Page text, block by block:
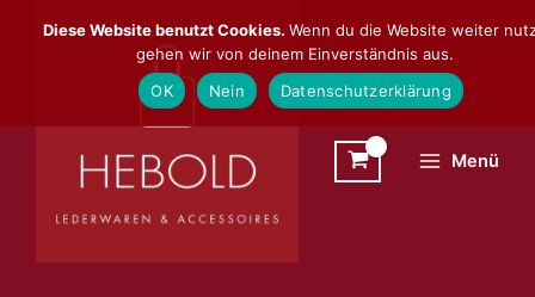
Inhalt
Menü
Diese Website benutzt Cookies. Wenn du die Website weiter
gehen wir von deinem Einverständnis aus.
OK
Nein Datenschutzerklärung